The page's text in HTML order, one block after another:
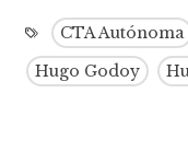
CTA Autónoma
Hugo Godoy